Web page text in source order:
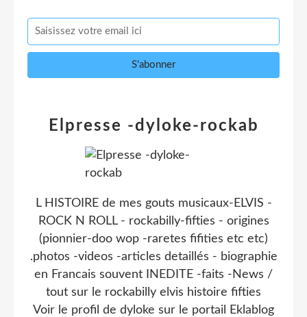
Elpresse -dyloke-rockab
L HISTOIRE de mes gouts musicaux-ELVIS -
ROCK N ROLL - rockabilly-fifties - origines
(pionnier-doo wop -raretes fifities etc etc)
.photos -videos -articles detaillés - biographie
en Francais souvent INEDITE -faits -News /
tout sur le rockabilly elvis histoire fifties
Voir le profil de dyloke sur le portail Eklablog